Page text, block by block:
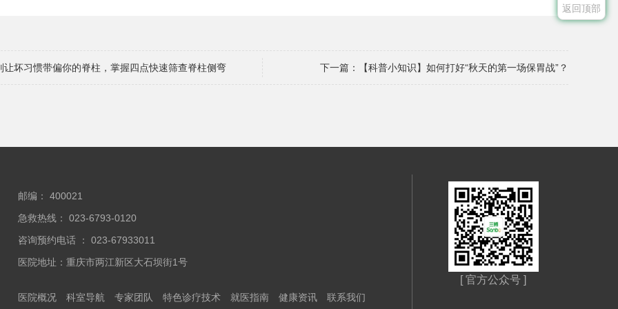
让坏习惯带偏你的脊柱，掌握四点快速筛查脊柱侧弯 下一篇： 【科普小知识】如何打好“秋天的第一场保胃战”？
邮编： 400021
急救热线： 023-6793-0120
咨询预约电话 ： 023-67933011
医院地址：重庆市两江新区大石坝街1号
医院概况 科室导航 专家团队 特色诊疗技术 就医指南 健康资讯 联系我们
[ 官方公众号 ]
返回顶部